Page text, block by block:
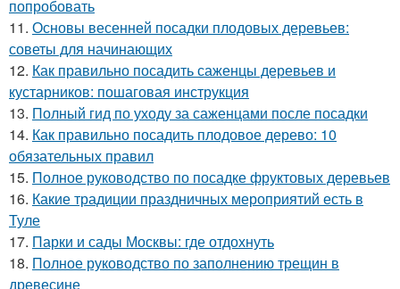
попробовать
11. Основы весенней посадки плодовых деревьев:
советы для начинающих
12. Как правильно посадить саженцы деревьев и
кустарников: пошаговая инструкция
13. Полный гид по уходу за саженцами после посадки
14. Как правильно посадить плодовое дерево: 10
обязательных правил
15. Полное руководство по посадке фруктовых деревьев
16. Какие традиции праздничных мероприятий есть в
Туле
17. Парки и сады Москвы: где отдохнуть
18. Полное руководство по заполнению трещин в
древесине